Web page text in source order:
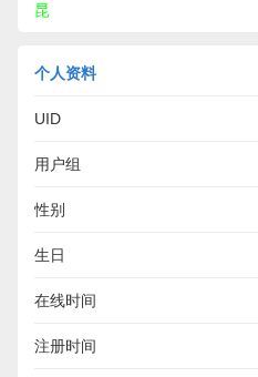
昆
个人资料
UID
用户组
性别
生日
在线时间
注册时间